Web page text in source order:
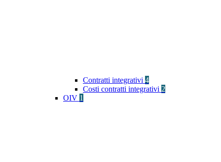
Contratti integrativi 4
Costi contratti integrativi 2
OIV 1